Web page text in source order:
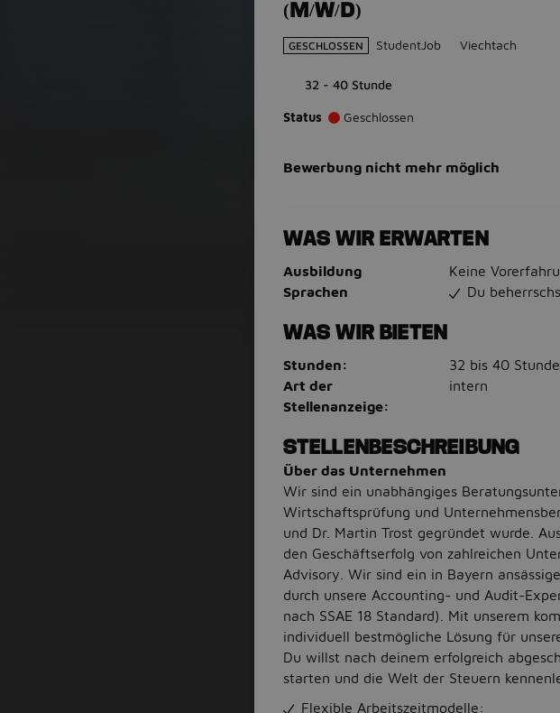
(M/W/D)
GESCHLOSSEN StudentJob Viechtach
32 - 40 Stunde
Status Geschlossen
Bewerbung nicht mehr möglich
WAS WIR ERWARTEN
Ausbildung
Keine
Sprachen
Du
WAS WIR BIETEN
Stunden:
32 bis 40
Art der
Stellenanzeige:
intern
STELLENBESCHREIBUNG
Über das Unternehmen
Wir sind ein unabhängiges
Wirtschaftsprüfung und
und Dr. Martin Trost gegründet wurde.
den Geschäftserfolg von zahlreichen
Advisory. Wir sind ein in Bayern
durch unsere Accounting- und Audit-
nach SSAE 18 Standard). Mit unserem
individuell bestmögliche Lösung für
Du willst nach deinem erfolgreich
starten und die Welt der Steuern
Flexible Arbeitszeitmodelle: